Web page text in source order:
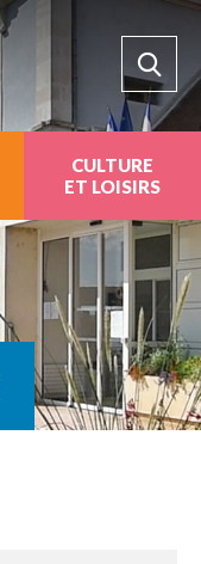
CULTURE
ET LOISIRS